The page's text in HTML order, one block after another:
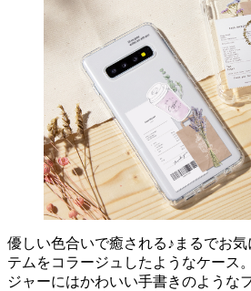
優しい色合いで癒される♪まるでお
テムをコラージュしたようなケース
ジャーにはかわいい手書きのような